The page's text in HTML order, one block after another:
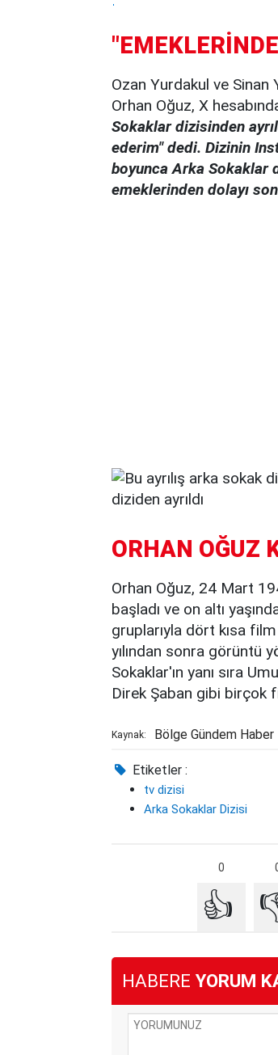
Ozan Yurdakul ve Sinan
Orhan Oğuz, X
Sokaklar dizisinden
ederim" dedi. Dizinin
boyunca Arka Sokaklar
emeklerinden dolayı
ORHAN OĞUZ
Orhan Oğuz, 24 Mart
başladı ve on altı
gruplarıyla dört kısa
yılından sonra görüntü
Sokaklar'ın yanı sıra
Direk Şaban gibi birçok
Kaynak: Bölge Gündem Haber
Etiketler :
tv dizisi
Arka Sokaklar Dizisi
0
👍
HABERE YORUM